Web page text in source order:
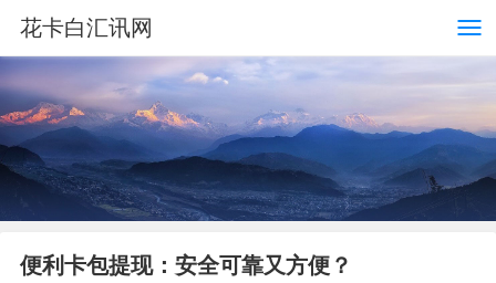
花卡白汇讯网
便利卡包提现：安全可靠又方便？